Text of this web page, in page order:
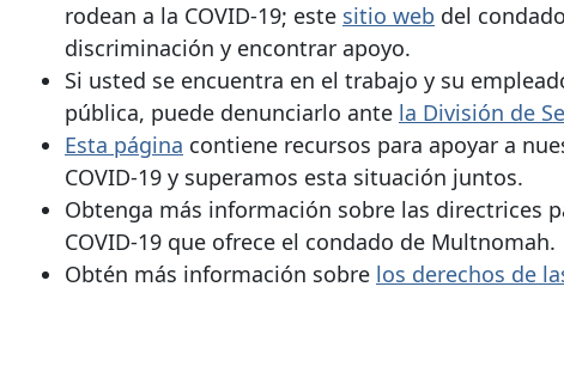
rodean a la COVID-19; este sitio web del
discriminación y encontrar apoyo.
Si usted se encuentra en el trabajo y su
pública, puede denunciarlo ante la División de
Esta página contiene recursos para apoyar a
COVID-19 y superamos esta situación juntos.
Obtenga más información sobre las directrices
COVID-19 que ofrece el condado de Multnomah.
Obtén más información sobre los derechos de